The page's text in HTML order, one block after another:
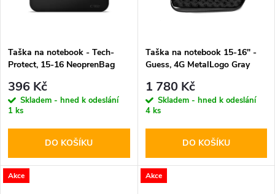
Taška na notebook - Tech-
Protect, 15-16 NeoprenBag
396 Kč
Skladem - hned k odeslání
1 ks
DO KOŠÍKU
Taška na notebook 15-16" -
Guess, 4G MetalLogo Gray
1 780 Kč
Skladem - hned k odeslání
4 ks
DO KOŠÍKU
Akce Akce